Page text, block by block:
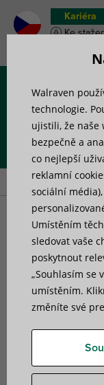
Kariéra
Ke
Úvod»Výrobky »
Příchytky pro
plechy
4 nalezené
Walraven
technologie.
ujistili, že naše
bezpečně a
co nejlepší
reklamní
sociální
Umístěním
sledovat vaše
poskytnout
„Souhlasím se
umístěním.
změníte své